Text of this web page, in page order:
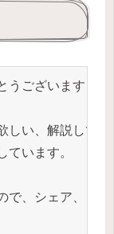
うございます！
しい、解説して
います。
で、シェア、コ